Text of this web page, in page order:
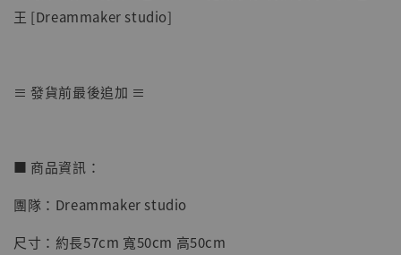
明紀念款 [奇蹟工作室]
NT$ 5,580
王 [Dreammaker studio]
≡ 發貨前最後追加 ≡
■ 商品資訊：
團隊：Dreammaker studio
尺寸：約長57cm 寬50cm 高50cm